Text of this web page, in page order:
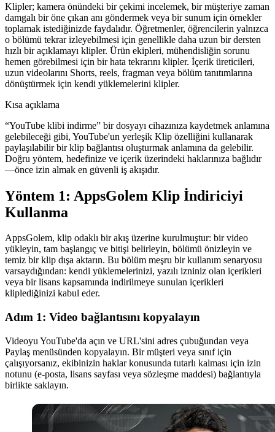
Klipler; kamera önündeki bir çekimi incelemek, bir müşteriye zaman
damgalı bir öne çıkan anı göndermek veya bir sunum için örnekler
toplamak istediğinizde faydalıdır. Öğretmenler, öğrencilerin yalnızca
o bölümü tekrar izleyebilmesi için genellikle daha uzun bir dersten
hızlı bir açıklamayı klipler. Ürün ekipleri, mühendisliğin sorunu
hemen görebilmesi için bir hata tekrarını klipler. İçerik üreticileri,
uzun videolarını Shorts, reels, fragman veya bölüm tanıtımlarına
dönüştürmek için kendi yüklemelerini klipler.
Kısa açıklama
“YouTube klibi indirme” bir dosyayı cihazınıza kaydetmek anlamına
gelebileceği gibi, YouTube'un yerleşik Klip özelliğini kullanarak
paylaşılabilir bir klip bağlantısı oluşturmak anlamına da gelebilir.
Doğru yöntem, hedefinize ve içerik üzerindeki haklarınıza bağlıdır
—önce izin almak en güvenli iş akışıdır.
Yöntem 1: AppsGolem Klip İndiriciyi
Kullanma
AppsGolem, klip odaklı bir akış üzerine kurulmuştur: bir video
yükleyin, tam başlangıç ve bitişi belirleyin, bölümü önizleyin ve
temiz bir klip dışa aktarın. Bu bölüm meşru bir kullanım senaryosu
varsaydığından: kendi yüklemelerinizi, yazılı izniniz olan içerikleri
veya bir lisans kapsamında indirilmeye sunulan içerikleri
kliplediğinizi kabul eder.
Adım 1: Video bağlantısını kopyalayın
Videoyu YouTube'da açın ve URL'sini adres çubuğundan veya
Paylaş menüsünden kopyalayın. Bir müşteri veya sınıf için
çalışıyorsanız, ekibinizin haklar konusunda tutarlı kalması için izin
notunu (e-posta, lisans sayfası veya sözleşme maddesi) bağlantıyla
birlikte saklayın.